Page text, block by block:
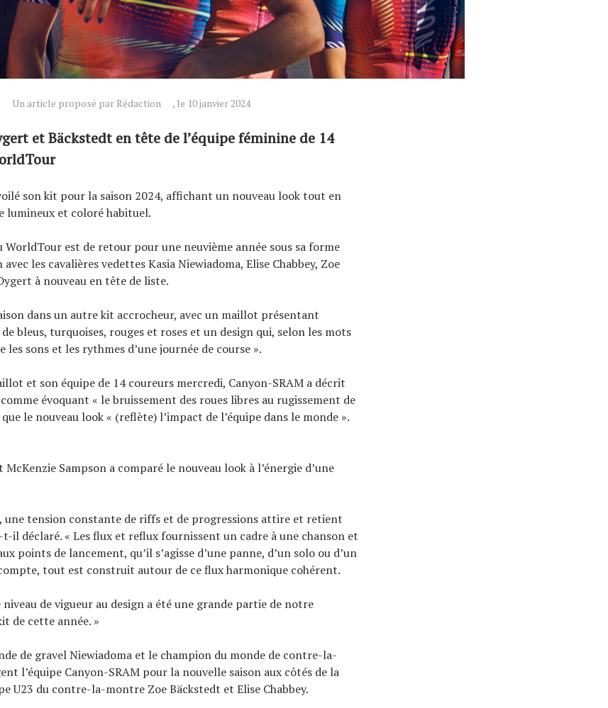
Un article proposé par Rédaction , le 10 janvier 2024
et Bäckstedt en tête de l’équipe féminine de 14
son kit pour la saison 2024, affichant un nouveau look tout en
lumineux et coloré habituel.
WorldTour est de retour pour une neuvième année sous sa forme
les cavalières vedettes Kasia Niewiadoma, Elise Chabbey, Zoe
à nouveau en tête de liste.
dans un autre kit accrocheur, avec un maillot présentant
bleus, turquoises, rouges et roses et un design qui, selon les mots
les sons et les rythmes d’une journée de course ».
et son équipe de 14 coureurs mercredi, Canyon-SRAM a décrit
évoquant « le bruissement des roues libres au rugissement de
le nouveau look « (reflète) l’impact de l’équipe dans le monde ».
Sampson a comparé le nouveau look à l’énergie d’une
une tension constante de riffs et de progressions attire et retient
il déclaré. « Les flux et reflux fournissent un cadre à une chanson et
points de lancement, qu’il s’agisse d’une panne, d’un solo ou d’un
tout est construit autour de ce flux harmonique cohérent.
de vigueur au design a été une grande partie de notre
de cette année. »
de gravel Niewiadoma et le champion du monde de contre-la-
l’équipe Canyon-SRAM pour la nouvelle saison aux côtés de la
U23 du contre-la-montre Zoe Bäckstedt et Elise Chabbey.